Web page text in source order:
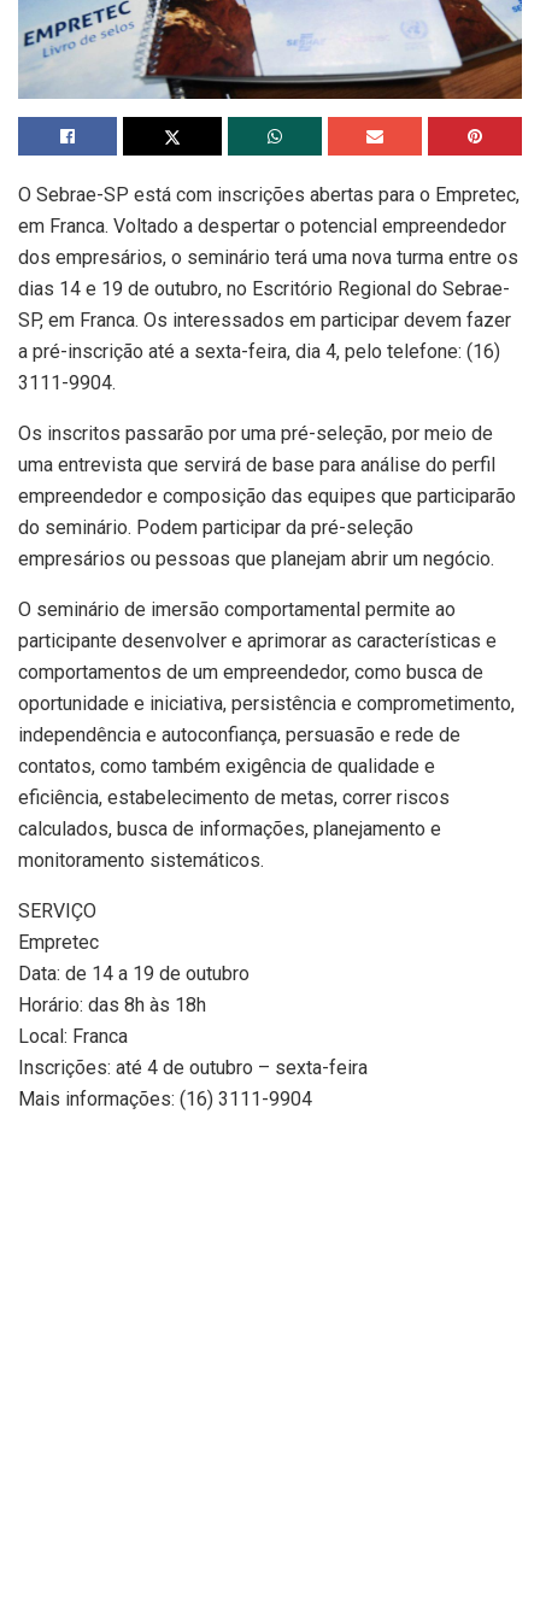
O Sebrae-SP está com inscrições abertas para o Empretec,
em Franca. Voltado a despertar o potencial empreendedor
dos empresários, o seminário terá uma nova turma entre os
dias 14 e 19 de outubro, no Escritório Regional do Sebrae-
SP, em Franca. Os interessados em participar devem fazer
a pré-inscrição até a sexta-feira, dia 4, pelo telefone: (16)
3111-9904.
Os inscritos passarão por uma pré-seleção, por meio de
uma entrevista que servirá de base para análise do perfil
empreendedor e composição das equipes que participarão
do seminário. Podem participar da pré-seleção
empresários ou pessoas que planejam abrir um negócio.
O seminário de imersão comportamental permite ao
participante desenvolver e aprimorar as características e
comportamentos de um empreendedor, como busca de
oportunidade e iniciativa, persistência e comprometimento,
independência e autoconfiança, persuasão e rede de
contatos, como também exigência de qualidade e
eficiência, estabelecimento de metas, correr riscos
calculados, busca de informações, planejamento e
monitoramento sistemáticos.
SERVIÇO
Empretec
Data: de 14 a 19 de outubro
Horário: das 8h às 18h
Local: Franca
Inscrições: até 4 de outubro – sexta-feira
Mais informações: (16) 3111-9904